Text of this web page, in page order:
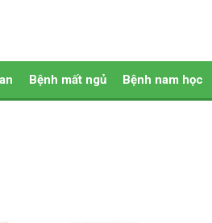
Bệnh mất ngủ Bệnh nam học